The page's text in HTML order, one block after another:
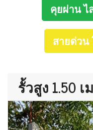
คุยผ่าน ไ
สายด่วน
รั้วสูง 1.50